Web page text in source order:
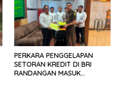
PERKARA PENGGELAPAN
SETORAN KREDIT DI BRI
RANDANGAN MASUK